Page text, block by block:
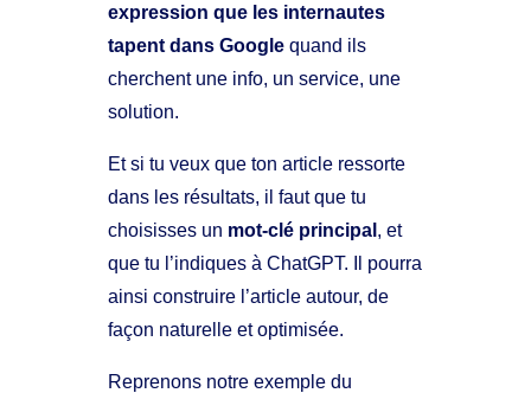
expression que les internautes
tapent dans Google quand ils
cherchent une info, un service, une
solution.
Et si tu veux que ton article ressorte
dans les résultats, il faut que tu
choisisses un mot-clé principal , et
que tu l’indiques à ChatGPT. Il pourra
ainsi construire l’article autour, de
façon naturelle et optimisée.
Reprenons notre exemple du